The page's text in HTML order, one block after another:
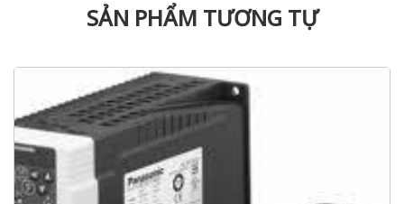
SẢN PHẨM TƯƠNG TỰ